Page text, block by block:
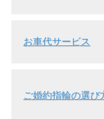
● 3月の誕生石：珊瑚(
●ただの淡いピンク色
もありますが、正式
お車代サービス
ご婚約指輪の選び